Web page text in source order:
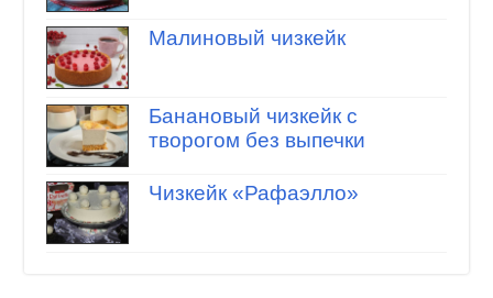
Малиновый чизкейк
Банановый чизкейк с
творогом без выпечки
Чизкейк «Рафаэлло»